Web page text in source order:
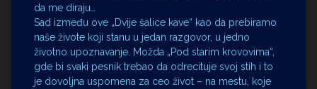
da me diraju…
Sad između ove „Dvije šalice kave“ kao da prebiramo
naše živote koji stanu u jedan razgovor, u jedno
životno upoznavanje. Možda „Pod starim krovovima“,
gde bi svaki pesnik trebao da odrecituje svoj stih i to
je dovoljna uspomena za ceo život – na mestu, koje